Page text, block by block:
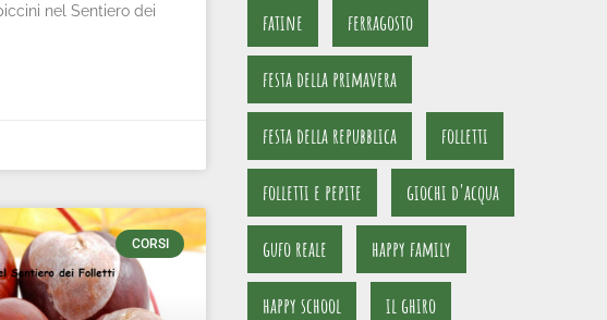
nel Sentiero dei
CORSI
fatine ferragosto
festa della primavera
festa della repubblica folletti
folletti e pepite giochi d'acqua
gufo reale happy family
happy school il ghiro